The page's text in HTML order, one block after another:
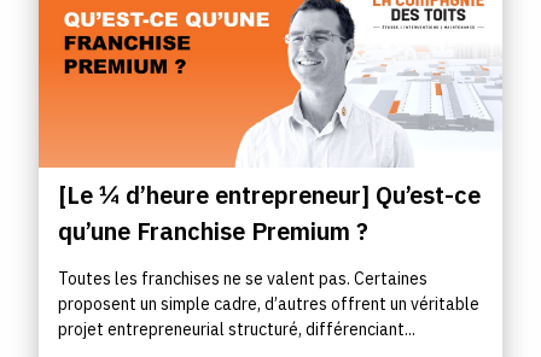
[Le ¼ d’heure entrepreneur] Qu’est-ce
qu’une Franchise Premium ?
Toutes les franchises ne se valent pas. Certaines
proposent un simple cadre, d’autres offrent un véritable
projet entrepreneurial structuré, différenciant...